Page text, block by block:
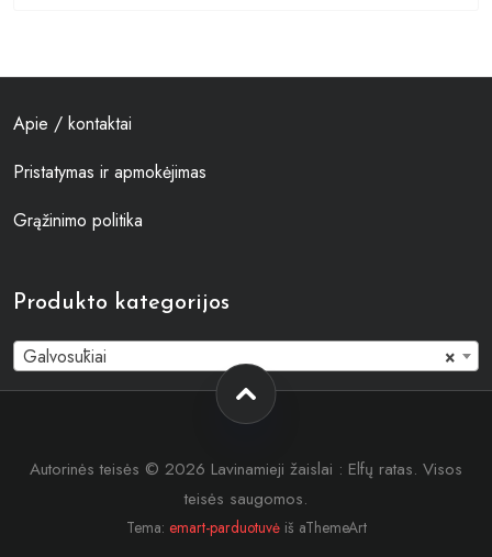
Apie / kontaktai
Pristatymas ir apmokėjimas
Grąžinimo politika
Produkto kategorijos
×
Galvosūkiai
Autorinės teisės © 2026 Lavinamieji žaislai : Elfų ratas. Visos
teisės saugomos.
Tema: emart-parduotuvėiš aThemeArt